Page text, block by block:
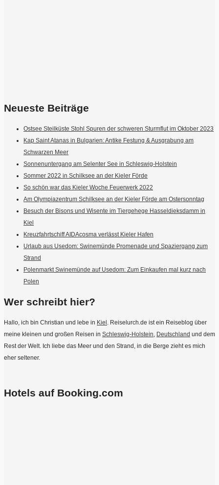
Neueste Beiträge
Ostsee Steilküste Stohl Spuren der schweren Sturmflut im Oktober 2023
Kap Saint Atanas in Bulgarien: Antike Festung & Ausgrabung am
Schwarzen Meer
Sonnenuntergang am Selenter See in Schleswig-Holstein
Sommer 2022 in Schilksee an der Kieler Förde
So schön war das Kieler Woche Feuerwerk 2022
Am Olympiazentrum Schilksee an der Kieler Förde am Ostersonntag
Besuch der Bisons und Wisente im Tiergehege Hasseldieksdamm in
Kiel
Kreuzfahrtschiff AIDAcosma verlässt Kieler Hafen
Urlaub aus Usedom: Swinemünde Promenade und Spaziergang zum
Strand
Polenmarkt Swinemünde auf Usedom: Zum Einkaufen mal kurz nach
Polen
Wer schreibt hier?
Hallo, ich bin Christian und lebe in Kiel . Reiselurch.de ist ein Reiseblog über
meine kleinen und großen Reisen in Schleswig-Holstein Deutschland und dem
Rest der Welt. Ich liebe das Meer und den Strand, in die Berge zieht es mich
eher seltener.
Hotels auf Booking.com